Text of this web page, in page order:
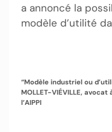
a annoncé la
modèle d’utilité
“Modèle industriel ou
MOLLET-VIÉVILLE,
l’AIPPI